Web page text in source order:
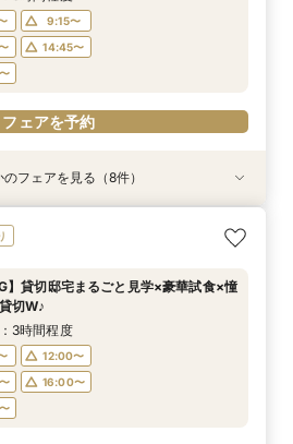
フェアを予約
フェアを予約
フェアを予約
フェアを予約
フェアを予約
フェアを予約
フェアを予約
フェアを予約
9:15〜
14:45〜
フェアを予約
式場見学＞心躍る花嫁の第一歩♪ゆっ
見学会
14:45〜
フェアを予約
マタニティ婚＆パパママキッズ婚に◎
談会*
14:45〜
フェアを予約
の方◎】シェフ渾身コース試食＆おも
特典
14:45〜
フェアを予約
ックフェア】会場見学＆相談会*初見
14:45〜
フェアを予約
】大切な”ペット”と過ごす挙式＆披露
14:45〜
フェアを予約
◎オンライン相談会】スマホで簡単！
付き
14:45〜
フェアを予約
食プラン】貸切邸宅で叶える少人数ウ
相談会
14:30〜
フェアを予約
ン指名可】テーマ設定で叶える充実の
ェア
14:45〜
フェアを予約
フェアを見る（8件）
】貸切邸宅まるごと見学×豪華試食×憧
切W♪
3時間程度
12:00〜
16:00〜